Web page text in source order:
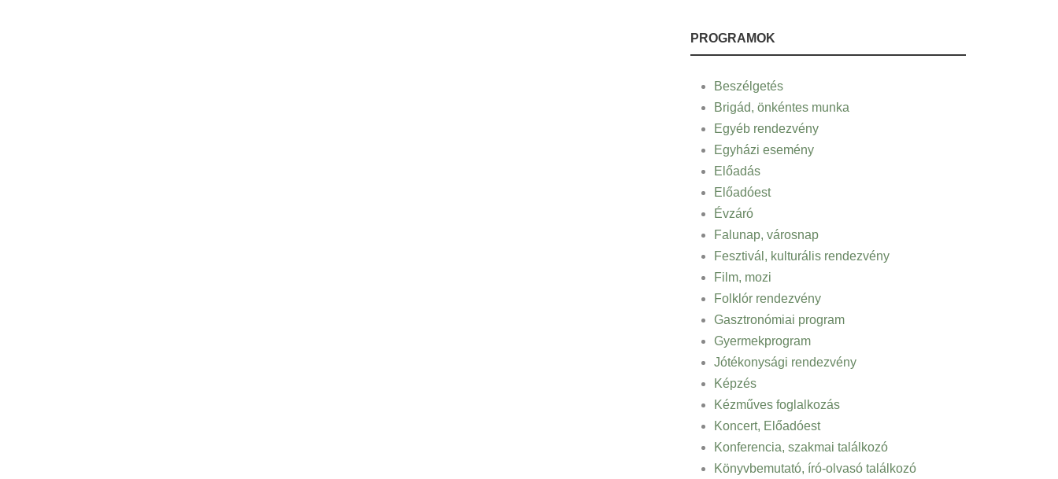
PROGRAMOK
Beszélgetés
Brigád, önkéntes munka
Egyéb rendezvény
Egyházi esemény
Előadás
Előadóest
Évzáró
Falunap, városnap
Fesztivál, kulturális rendezvény
Film, mozi
Folklór rendezvény
Gasztronómiai program
Gyermekprogram
Jótékonysági rendezvény
Képzés
Kézműves foglalkozás
Koncert, Előadóest
Konferencia, szakmai találkozó
Könyvbemutató, író-olvasó találkozó